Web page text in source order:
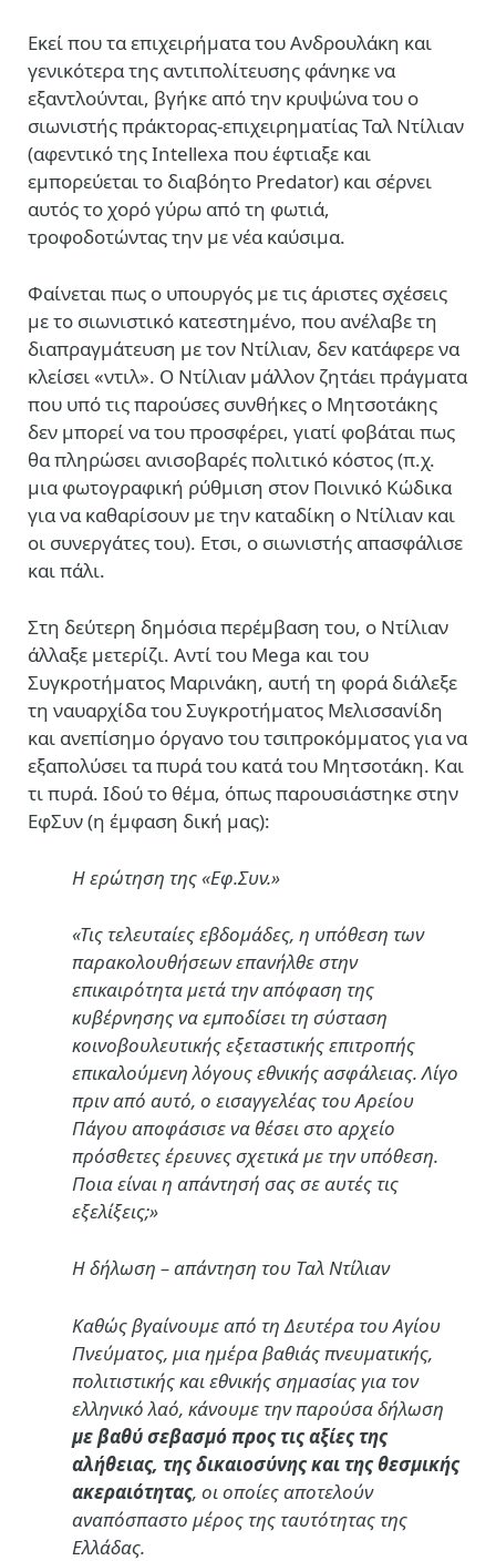
Εκεί που τα επιχειρήματα του Ανδρουλάκη και
γενικότερα της αντιπολίτευσης φάνηκε να
εξαντλούνται, βγήκε από την κρυψώνα του ο
σιωνιστής πράκτορας-επιχειρηματίας Ταλ Ντίλιαν
(αφεντικό της Intellexa που έφτιαξε και
εμπορεύεται το διαβόητο Predator) και σέρνει
αυτός το χορό γύρω από τη φωτιά,
τροφοδοτώντας την με νέα καύσιμα.
Φαίνεται πως ο υπουργός με τις άριστες σχέσεις
με το σιωνιστικό κατεστημένο, που ανέλαβε τη
διαπραγμάτευση με τον Ντίλιαν, δεν κατάφερε να
κλείσει «ντιλ». Ο Ντίλιαν μάλλον ζητάει πράγματα
που υπό τις παρούσες συνθήκες ο Μητσοτάκης
δεν μπορεί να του προσφέρει, γιατί φοβάται πως
θα πληρώσει ανισοβαρές πολιτικό κόστος (π.χ.
μια φωτογραφική ρύθμιση στον Ποινικό Κώδικα
για να καθαρίσουν με την καταδίκη ο Ντίλιαν και
οι συνεργάτες του). Ετσι, ο σιωνιστής απασφάλισε
και πάλι.
Στη δεύτερη δημόσια περέμβαση του, ο Ντίλιαν
άλλαξε μετερίζι. Αντί του Mega και του
Συγκροτήματος Μαρινάκη, αυτή τη φορά διάλεξε
τη ναυαρχίδα του Συγκροτήματος Μελισσανίδη
και ανεπίσημο όργανο του τσιπροκόμματος για να
εξαπολύσει τα πυρά του κατά του Μητσοτάκη. Και
τι πυρά. Ιδού το θέμα, όπως παρουσιάστηκε στην
ΕφΣυν (η έμφαση δική μας):
Η ερώτηση της «Εφ.Συν.»
«Τις τελευταίες εβδομάδες, η υπόθεση των
παρακολουθήσεων επανήλθε στην
επικαιρότητα μετά την απόφαση της
κυβέρνησης να εμποδίσει τη σύσταση
κοινοβουλευτικής εξεταστικής επιτροπής
επικαλούμενη λόγους εθνικής ασφάλειας. Λίγο
πριν από αυτό, ο εισαγγελέας του Αρείου
Πάγου αποφάσισε να θέσει στο αρχείο
πρόσθετες έρευνες σχετικά με την υπόθεση.
Ποια είναι η απάντησή σας σε αυτές τις
εξελίξεις;»
Η δήλωση – απάντηση του Ταλ Ντίλιαν
Καθώς βγαίνουμε από τη Δευτέρα του Αγίου
Πνεύματος, μια ημέρα βαθιάς πνευματικής,
πολιτιστικής και εθνικής σημασίας για τον
ελληνικό λαό, κάνουμε την παρούσα δήλωση
με βαθύ σεβασμό προς τις αξίες της
αλήθειας, της δικαιοσύνης και της θεσμικής
ακεραιότητας, οι οποίες αποτελούν
αναπόσπαστο μέρος της ταυτότητας της
Ελλάδας.